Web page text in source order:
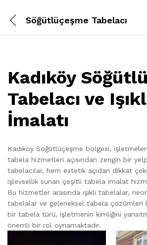
Söğütlüçeşme Tabelacı
Kadıköy
Tabelacı ve
İmalatı
Kadıköy Söğütlüçeşme bölgesi,
tabela hizmetleri açısından zengin bir
tabelacılar, hem estetik açıdan dikkat
işlevsellik sunan çeşitli tabela imalat
Bu hizmetler arasında ışıklı tabelalar,
tabelalar ve geleneksel tabela çözümleri
bir tabela türü, işletmenin kimliğini
önemli bir rol oynamaktadır.